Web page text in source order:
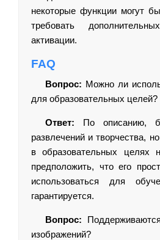
некоторые функции могут
требовать
активации.
FAQ
Вопрос: Можно ли
для образовательных целей?
Ответ: По описанию,
развлечений и творчества,
в образовательных целях
предположить, что его
использоваться для
гарантируется.
Вопрос:
изображений?